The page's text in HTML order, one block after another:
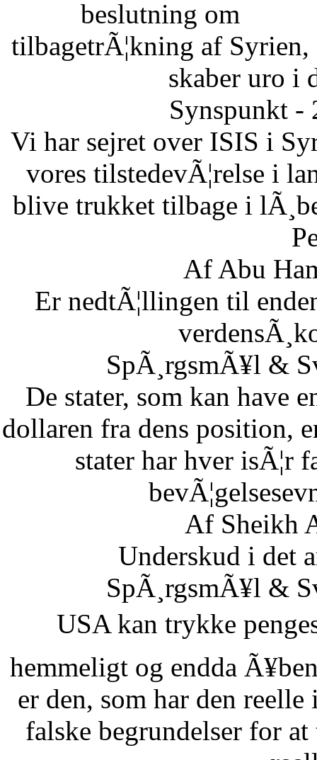
beslutning om
tilbagetrÃ¦kning af Syrien,
skaber uro i
Synspunkt -
Vi har sejret over ISIS i
vores tilstedevÃ¦relse i
blive trukket tilbage i
Af Abu
Er nedtÃ¦llingen til
SpÃ¸rgsmÃ¥l &
De stater, som kan have
dollaren fra dens position,
stater har hver isÃ¦r
Af Sheikh
Underskud i det
SpÃ¸rgsmÃ¥l &
USA kan trykke
hemmeligt og endda
er den, som har den
falske begrundelser for